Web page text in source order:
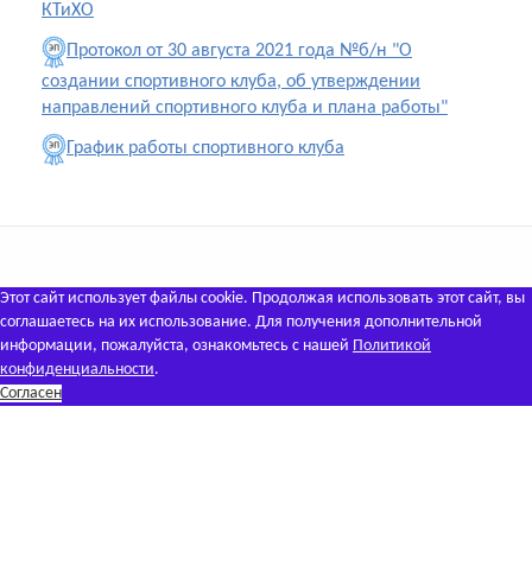
КТиХО
Протокол от 30 августа 2021 года №б/н "О
создании спортивного клуба, об утверждении
направлений спортивного клуба и плана работы"
График работы спортивного клуба
Этот сайт использует файлы cookie. Продолжая использовать этот сайт, вы
соглашаетесь на их использование. Для получения дополнительной
информации, пожалуйста, ознакомьтесь с нашей Политикой
конфиденциальности.
Согласен